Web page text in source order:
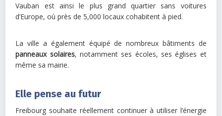
Vauban est ainsi le plus grand quartier sans voitures
d’Europe, où près de 5,000 locaux cohabitent à pied.
La ville a également équipé de nombreux bâtiments de
panneaux solaires, notamment ses écoles, ses églises et
même sa mairie.
Elle pense au futur
Freibourg souhaite réellement continuer à utiliser l’énergie